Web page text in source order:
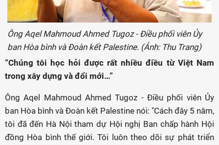
Ông Aqel Mahmoud Ahmed Tugoz - Điều phối viên Ủy
ban Hòa bình và Đoàn kết Palestine. (Ảnh: Thu Trang)
“Chúng tôi học hỏi được rất nhiều điều từ Việt Nam
trong xây dựng và đổi mới…”
Ông Aqel Mahmoud Ahmed Tugoz - Điều phối viên Ủy
ban Hòa bình và Đoàn kết Palestine nói: "Cách đây 5 năm,
tôi đã đến Hà Nội tham dự Hội nghị Ban chấp hành Hội
đồng Hòa bình thế giới. Tôi luôn theo dõi sự phát triển